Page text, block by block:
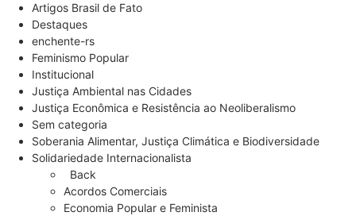
Artigos Brasil de Fato
Destaques
enchente-rs
Feminismo Popular
Institucional
Justiça Ambiental nas Cidades
Justiça Econômica e Resistência ao Neoliberalismo
Sem categoria
Soberania Alimentar, Justiça Climática e Biodiversidade
Solidariedade Internacionalista
Back
Acordos Comerciais
Economia Popular e Feminista